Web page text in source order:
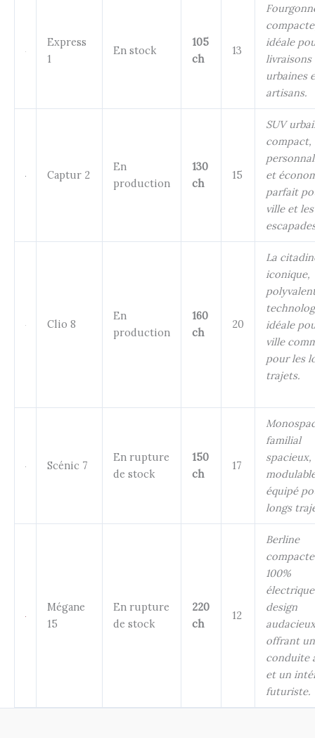
Express
1
En stock
105
ch
13
idéale
livraisons
urbaines
artisans.
Captur 2
En
production
130
ch
15
SUV
compact,
et
parfait
ville et les
Clio 8
En
production
160
ch
20
La
iconique,
idéale
ville
pour les
trajets.
Scénic 7
En rupture
de stock
150
ch
17
familial
spacieux,
équipé
longs
Mégane
15
En rupture
de stock
220
ch
12
Berline
compacte
100%
design
offrant
conduite
et un
futuriste.